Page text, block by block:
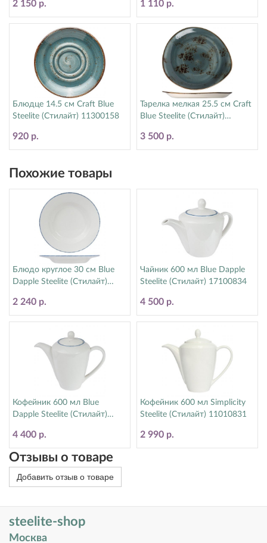
2 150 р. 1 110 р.
Блюдце 14.5 см Craft Blue
Steelite (Стилайт) 11300158
920 р.
Тарелка мелкая 25.5 см Craft
Blue Steelite (Стилайт)
3 500 р.
Похожие товары
Блюдо круглое 30 см Blue
Dapple Steelite (Стилайт)
2 240 р.
Чайник 600 мл Blue Dapple
Steelite (Стилайт) 17100834
4 500 р.
Кофейник 600 мл Blue
Dapple Steelite (Стилайт)
4 400 р.
Кофейник 600 мл Simplicity
Steelite (Стилайт) 11010831
2 990 р.
Отзывы о товаре
Добавить отзыв о товаре
steelite-shop
Москва